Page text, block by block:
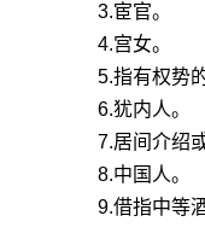
3.宦官。
4.宫女。
5.指有权势
6.犹内人。
7.居间介绍
8.中国人。
9.借指中等酒